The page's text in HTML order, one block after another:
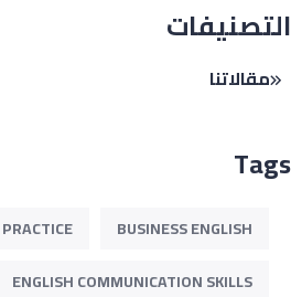
مقالاتنا
BUSINESS ENGLISH
PRACTICE
ENGLISH COMMUNICATION SKILLS